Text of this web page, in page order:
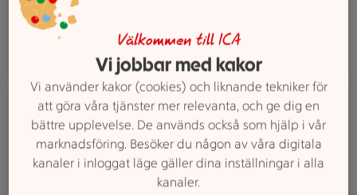
Blommor
Hos ICA Supermarket Lindome erbjuder vi
snittblommor, färdiga buketter och krukväxter.
Två äldre personer står vid en kundvagn i en mataffär och
Seniorrabatt
Våra tjänster
På ICA Supermarket Lindome värnar vi om våra
seniorer och erbjuder rabatt på utvalda dagar. Ett
uppskattat erbjudande för dig som vill handla och få
Välkommen till ICA
Vi jobbar med kakor
Vi använder kakor (cookies) och liknande tekniker för
att göra våra tjänster mer relevanta, och ge dig en
bättre upplevelse. De används också som hjälp i vår
marknadsföring. Besöker du någon av våra digitala
kanaler i inloggat läge gäller dina inställningar i alla
kanaler.